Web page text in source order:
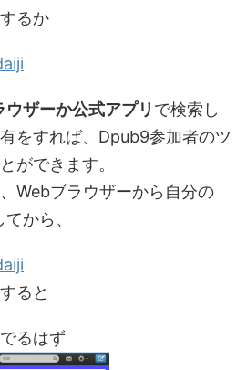
るか
ウザーか公式アプリ で検索し
をすれば、Dpub9参加者のツ
ができます。
Webブラウザーから自分の
から、
ると
るはず